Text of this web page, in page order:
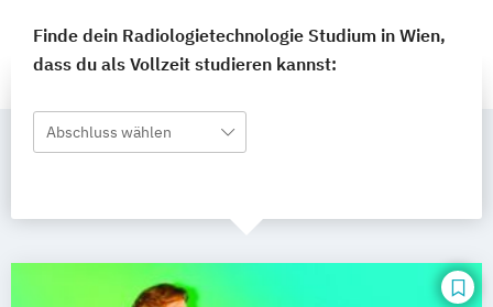
Finde dein Radiologietechnologie Studium in Wien,
dass du als Vollzeit studieren kannst:
Abschluss wählen